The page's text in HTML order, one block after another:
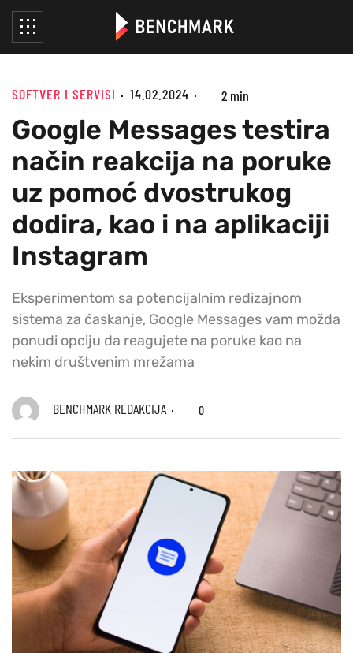
SOFTVER I SERVISI 14.02.2024 2 min
Google Messages testira
način reakcija na poruke
uz pomoć dvostrukog
dodira, kao i na aplikaciji
Instagram
Eksperimentom sa potencijalnim redizajnom
sistema za ćaskanje, Google Messages vam možda
ponudi opciju da reagujete na poruke kao na
nekim društvenim mrežama
BENCHMARK REDAKCIJA 0